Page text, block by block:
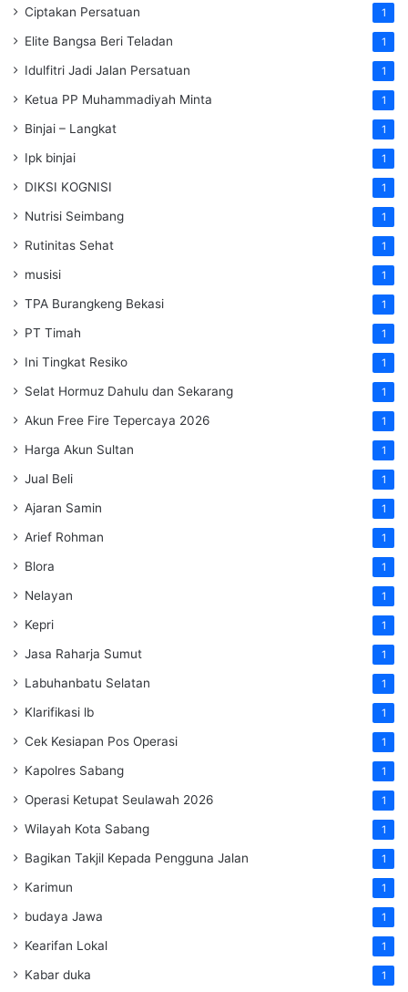
Ciptakan Persatuan 1
Elite Bangsa Beri Teladan 1
Idulfitri Jadi Jalan Persatuan 1
Ketua PP Muhammadiyah Minta 1
Binjai – Langkat 1
Ipk binjai 1
DIKSI KOGNISI 1
Nutrisi Seimbang 1
Rutinitas Sehat 1
musisi 1
TPA Burangkeng Bekasi 1
PT Timah 1
Ini Tingkat Resiko 1
Selat Hormuz Dahulu dan Sekarang 1
Akun Free Fire Tepercaya 2026 1
Harga Akun Sultan 1
Jual Beli 1
Ajaran Samin 1
Arief Rohman 1
Blora 1
Nelayan 1
Kepri 1
Jasa Raharja Sumut 1
Labuhanbatu Selatan 1
Klarifikasi lb 1
Cek Kesiapan Pos Operasi 1
Kapolres Sabang 1
Operasi Ketupat Seulawah 2026 1
Wilayah Kota Sabang 1
Bagikan Takjil Kepada Pengguna Jalan 1
Karimun 1
budaya Jawa 1
Kearifan Lokal 1
Kabar duka 1